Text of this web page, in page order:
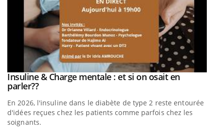
Youtube
Insuline & Charge mentale : et si on osait en
parler??Youtube
En 2026, l'insuline dans le diabète de type 2 reste entourée
d'idées reçues chez les patients comme parfois chez les
soignants.